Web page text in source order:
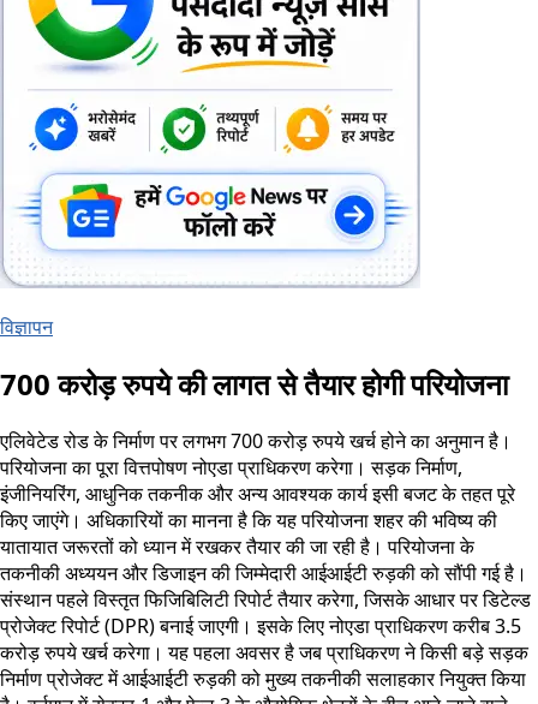
विज्ञापन
700 करोड़ रुपये की लागत से तैयार होगी परियोजना
एलिवेटेड रोड के निर्माण पर लगभग 700 करोड़ रुपये खर्च होने का अनुमान है।
परियोजना का पूरा वित्तपोषण नोएडा प्राधिकरण करेगा। सड़क निर्माण,
इंजीनियरिंग, आधुनिक तकनीक और अन्य आवश्यक कार्य इसी बजट के तहत पूरे
किए जाएंगे। अधिकारियों का मानना है कि यह परियोजना शहर की भविष्य की
यातायात जरूरतों को ध्यान में रखकर तैयार की जा रही है। परियोजना के
तकनीकी अध्ययन और डिजाइन की जिम्मेदारी आईआईटी रुड़की को सौंपी गई है।
संस्थान पहले विस्तृत फिजिबिलिटी रिपोर्ट तैयार करेगा, जिसके आधार पर डिटेल्ड
प्रोजेक्ट रिपोर्ट (DPR) बनाई जाएगी। इसके लिए नोएडा प्राधिकरण करीब 3.5
करोड़ रुपये खर्च करेगा। यह पहला अवसर है जब प्राधिकरण ने किसी बड़े सड़क
निर्माण प्रोजेक्ट में आईआईटी रुड़की को मुख्य तकनीकी सलाहकार नियुक्त किया